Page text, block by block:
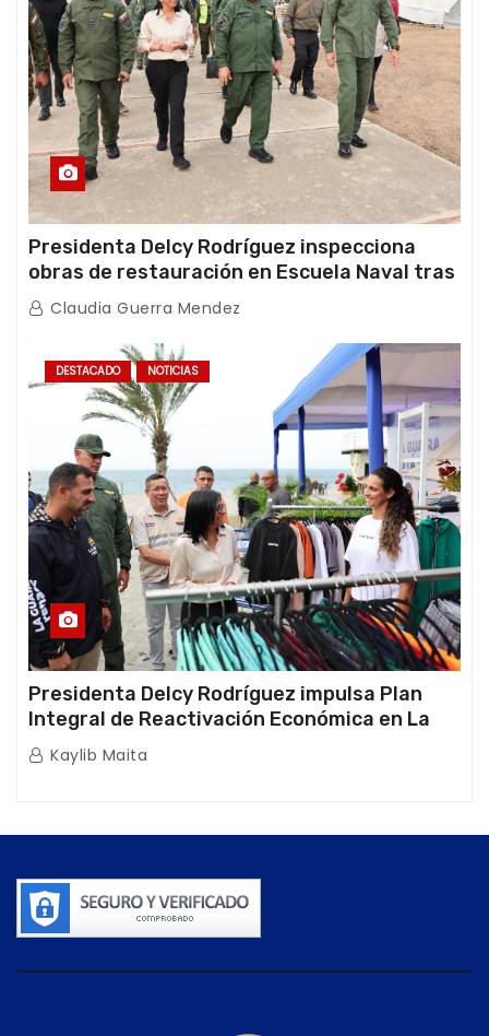
Presidenta Delcy Rodríguez inspecciona
obras de restauración en Escuela Naval tras
afectaciones sísmicas en La Guaira
Claudia Guerra Mendez
DESTACADO NOTICIAS
Presidenta Delcy Rodríguez impulsa Plan
Integral de Reactivación Económica en La
Guaira
Kaylib Maita